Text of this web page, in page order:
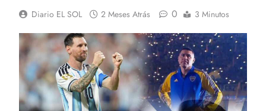
Diario EL SOL 2 Meses Atrás 0 3 Minutos